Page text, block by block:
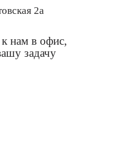
2а
нам в офис,
задачу